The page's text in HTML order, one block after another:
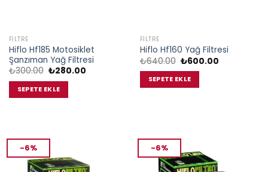
FILTRE
Hiflo Hf185 Motosiklet
Şanzıman Yağ Filtresi
₺300.00 Orijinal
₺300.00.
₺280.00Şu
SEPETE EKLE
FILTRE
Hiflo Hf160 Yağ Filtresi
₺640.00 Orijinal
₺640.00.
₺600.00Şu
SEPETE EKLE
-6% -6%